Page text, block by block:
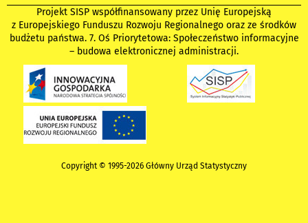
Projekt SISP współfinansowany przez Unię Europejską
z Europejskiego Funduszu Rozwoju Regionalnego oraz ze środków
budżetu państwa. 7. Oś Priorytetowa: Społeczeństwo informacyjne
– budowa elektronicznej administracji.
Copyright © 1995-2026 Główny Urząd Statystyczny